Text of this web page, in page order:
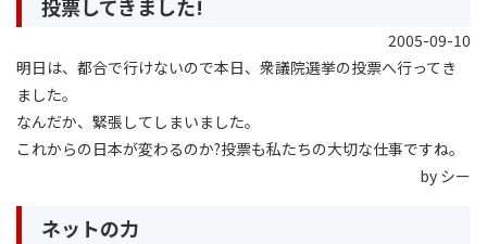
投票してきました!
2005-09-10
明日は、都合で行けないので本日、衆議院選挙の投票へ行ってき
ました。
なんだか、緊張してしまいました。
これからの日本が変わるのか?投票も私たちの大切な仕事ですね。
by シー
ネットの力